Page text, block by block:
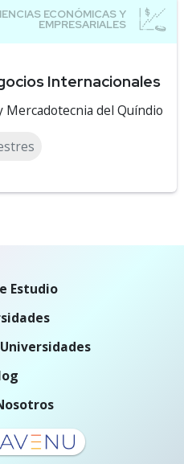
Internacionales
Mercadotecnia del Quíndio
Estudio